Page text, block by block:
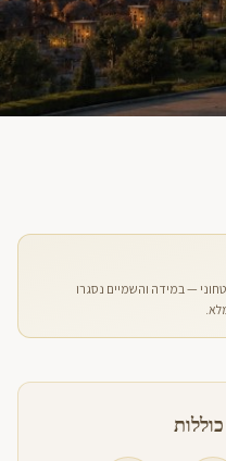
— במידה והשמיים נסגרו